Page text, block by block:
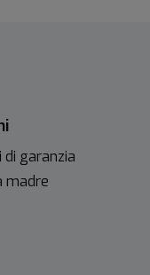
garanzia
madre